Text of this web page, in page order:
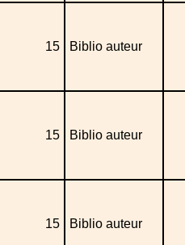
15 Biblio auteur
15 Biblio auteur
15 Biblio auteur